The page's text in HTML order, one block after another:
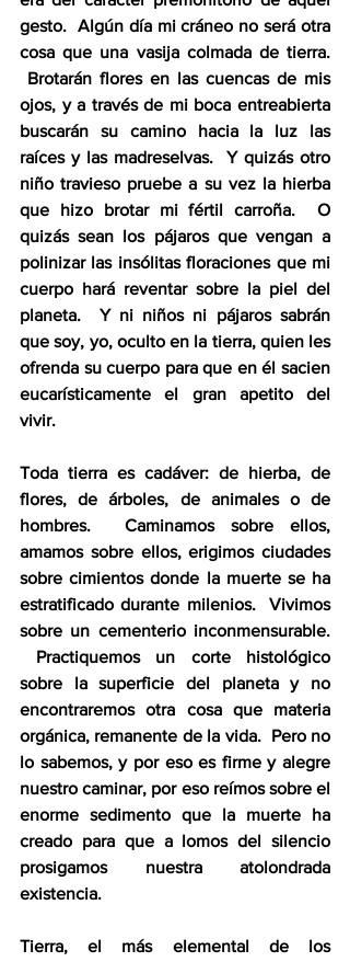
gesto.  Algún día mi cráneo no será otra
cosa que una vasija colmada de tierra.
Brotarán flores en las cuencas de mis
ojos, y a través de mi boca entreabierta
buscarán su camino hacia la luz las
raíces y las madreselvas.  Y quizás otro
niño travieso pruebe a su vez la hierba
que hizo brotar mi fértil carroña.  O
quizás sean los pájaros que vengan a
polinizar las insólitas floraciones que mi
cuerpo hará reventar sobre la piel del
planeta.  Y ni niños ni pájaros sabrán
que soy, yo, oculto en la tierra, quien les
ofrenda su cuerpo para que en él sacien
eucarísticamente el gran apetito del
vivir.
Toda tierra es cadáver: de hierba, de
flores, de árboles, de animales o de
hombres.  Caminamos sobre ellos,
amamos sobre ellos, erigimos ciudades
sobre cimientos donde la muerte se ha
estratificado durante milenios.  Vivimos
sobre un cementerio inconmensurable.
Practiquemos un corte histológico
sobre la superficie del planeta y no
encontraremos otra cosa que materia
orgánica, remanente de la vida.  Pero no
lo sabemos, y por eso es firme y alegre
nuestro caminar, por eso reímos sobre el
enorme sedimento que la muerte ha
creado para que a lomos del silencio
prosigamos nuestra atolondrada
existencia.
Tierra, el más elemental de los